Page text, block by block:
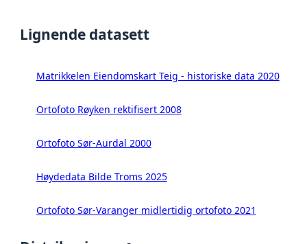
Lignende datasett
Matrikkelen Eiendomskart Teig - historiske data 2020
Ortofoto Røyken rektifisert 2008
Ortofoto Sør-Aurdal 2000
Høydedata Bilde Troms 2025
Ortofoto Sør-Varanger midlertidig ortofoto 2021